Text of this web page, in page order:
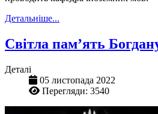
Детальніше...
Світла пам’ять
Деталі
05 листопада 2022
Перегляди: 3540